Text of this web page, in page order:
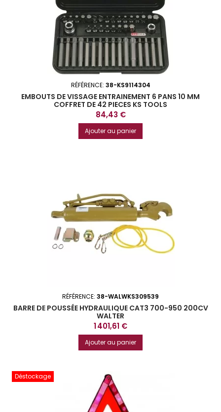
RÉFÉRENCE: 38-KS9114304
EMBOUTS DE VISSAGE ENTRAINEMENT 6 PANS 10 MM
COFFRET DE 42 PIECES KS TOOLS
Prix
84,43 €
Ajouter au panier
RÉFÉRENCE: 38-WALWKS309539
BARRE DE POUSSÉE HYDRAULIQUE CAT3 700-950 200CV
WALTER
Prix
1 401,61 €
Ajouter au panier
Déstockage